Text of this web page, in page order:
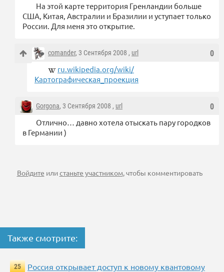
На этой карте территория Гренландии больше
США, Китая, Австралии и Бразилии и уступает только
России. Для меня это открытие.
0
comander, 3 Сентября 2008 , url
ru.wikipedia.org/wiki/
Картографическая_проекция
0
Gorgona, 3 Сентября 2008 , url
Отлично… давно хотела отыскать пару городков
в Германии )
Войдите илистаньте участником, чтобы комментировать
Также смотрите:
25
Россия открывает доступ к новому квантовому